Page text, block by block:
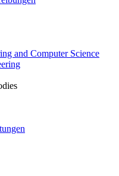
and Computer Science